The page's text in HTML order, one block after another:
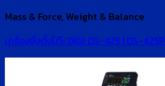
Mass & Force, Weight & Balance
เครื่องชั่งตั้งโต๊ะ DIGI DS-425 | DS-425P